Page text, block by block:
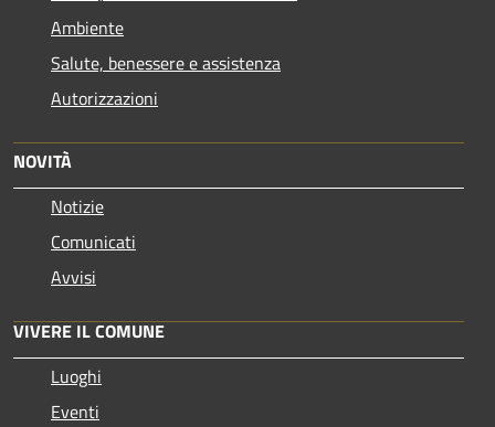
Ambiente
Salute, benessere e assistenza
Autorizzazioni
NOVITÀ
Notizie
Comunicati
Avvisi
VIVERE IL COMUNE
Luoghi
Eventi